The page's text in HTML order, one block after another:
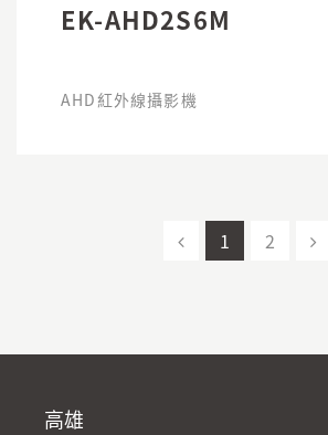
EK-AHD2S6M
AHD紅外線攝影機
1 2
高雄